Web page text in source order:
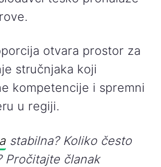
otvara prostor za
stručnjaka koji
kompetencije i spremni
u regiji.
stabilna? Koliko često
Pročitajte članak